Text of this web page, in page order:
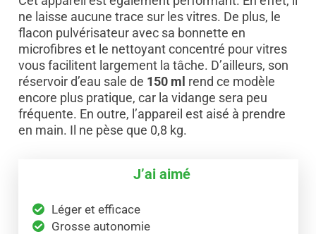
ne laisse aucune trace sur les vitres. De plus, le
flacon pulvérisateur avec sa bonnette en
microfibres et le nettoyant concentré pour vitres
vous facilitent largement la tâche. D’ailleurs, son
réservoir d’eau sale de 150 ml rend ce modèle
encore plus pratique, car la vidange sera peu
fréquente. En outre, l’appareil est aisé à prendre
en main. Il ne pèse que 0,8 kg.
J’ai aimé
Léger et efficace
Grosse autonomie